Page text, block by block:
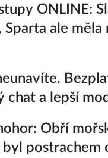
ONLINE:
Sparta ale měla
chat a lepší
Obří
byl postrachem